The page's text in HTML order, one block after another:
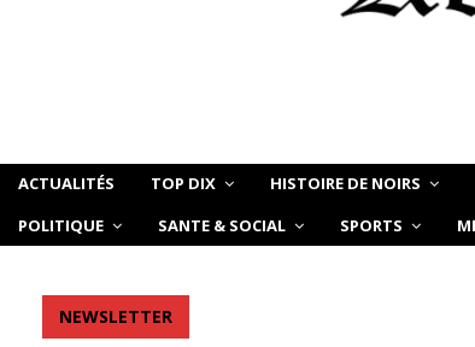
ACTUALITÉS TOP DIX HISTOIRE DE NOIRS
POLITIQUE
SANTE & SOCIAL SPORTS
NEWSLETTER